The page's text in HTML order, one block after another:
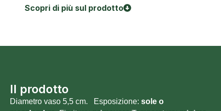
Scopri di più sul prodotto
Il prodotto
Diametro vaso 5,5 cm. Esposizione: sole o